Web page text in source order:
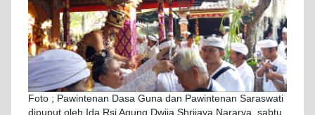
Foto ; Pawintenan Dasa Guna dan Pawintenan Saraswati
dipuput oleh Ida Rsi Agung Dwija Shrijaya Nararya, sabtu